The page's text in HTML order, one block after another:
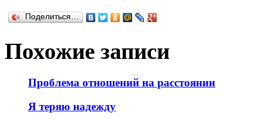
Поделиться…
Похожие записи
Проблема отношений на расстоянии
Я теряю надежду